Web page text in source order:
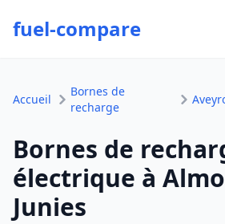
fuel-compare
Accueil
Bornes de
recharge
Bornes de
électrique à
Junies